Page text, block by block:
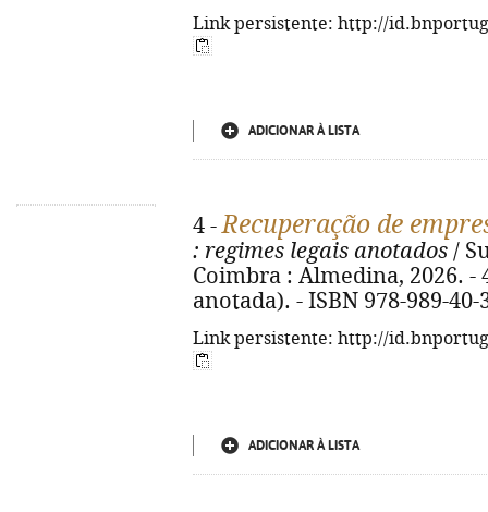
Link persistente: http://
ADICIONAR À LISTA
4 -Recuperação de
: regimes legais anotados /
Coimbra : Almedina, 2026. -
anotada). - ISBN 978-989-40-
Link persistente: http://
ADICIONAR À LISTA